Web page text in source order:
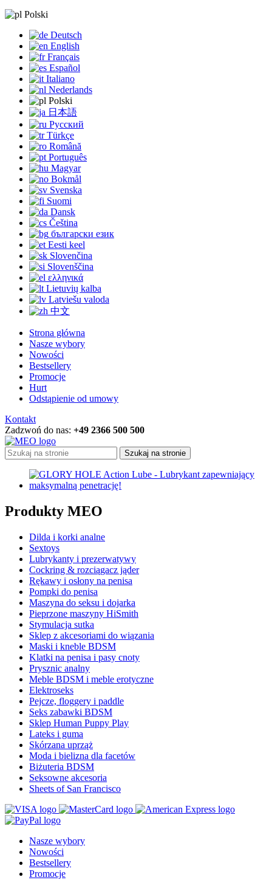
Polski
Deutsch
English
Français
Español
Italiano
Nederlands
Polski
日本語
Русский
Türkçe
Română
Português
Magyar
Bokmål
Svenska
Suomi
Dansk
Čeština
български език
Eesti keel
Slovenčina
Slovenščina
ελληνικά
Lietuvių kalba
Latviešu valoda
中文
Strona główna
Nasze wybory
Nowości
Bestsellery
Promocje
Hurt
Odstąpienie od umowy
Kontakt
Zadzwoń do nas: +49 2366 500 500
Szukaj na stronie
Produkty MEO
Dilda i korki analne
Sextoys
Lubrykanty i prezerwatywy
Cockring & rozciągacz jąder
Rękawy i osłony na penisa
Pompki do penisa
Maszyna do seksu i dojarka
Pieprzone maszyny HiSmith
Stymulacja sutka
Sklep z akcesoriami do wiązania
Maski i kneble BDSM
Klatki na penisa i pasy cnoty
Prysznic analny
Meble BDSM i meble erotyczne
Elektroseks
Pejcze, floggery i paddle
Seks zabawki BDSM
Sklep Human Puppy Play
Lateks i guma
Skórzana uprząż
Moda i bielizna dla facetów
Biżuteria BDSM
Seksowne akcesoria
Sheets of San Francisco
Nasze wybory
Nowości
Bestsellery
Promocje